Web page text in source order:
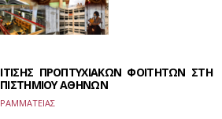
ΠΡΟΠΤΥΧΙΑΚΩΝ ΦΟΙΤΗΤΩΝ ΣΤΗ
ΑΘΗΝΩΝ